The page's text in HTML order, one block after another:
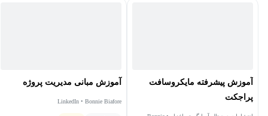
آموزش پیشرفته مایکروسافت
پراجکت
آموزش مبانی مدیریت پروژه
LinkedIn • Bonnie Biafore